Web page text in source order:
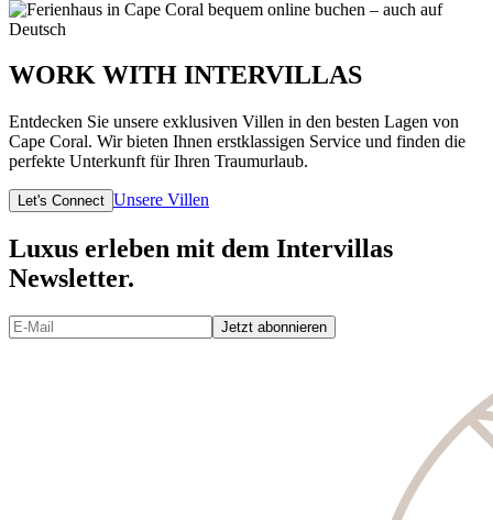
WORK WITH INTERVILLAS
Entdecken Sie unsere exklusiven Villen in den besten Lagen von
Cape Coral. Wir bieten Ihnen erstklassigen Service und finden die
perfekte Unterkunft für Ihren Traumurlaub.
Let's Connect Unsere Villen
Luxus erleben mit dem Intervillas
Newsletter.
Jetzt abonnieren